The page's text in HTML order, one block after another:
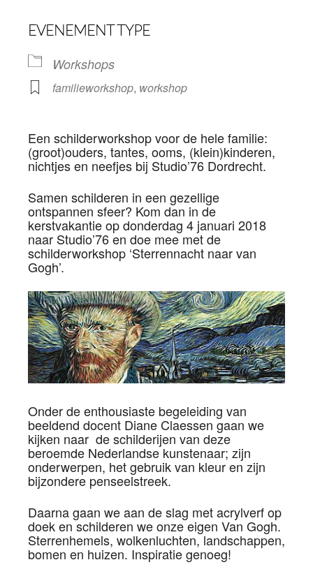
EVENEMENT TYPE
Workshops
familieworkshop, workshop
Een schilderworkshop voor de hele familie:
(groot)ouders, tantes, ooms, (klein)kinderen,
nichtjes en neefjes bij Studio’76 Dordrecht.
Samen schilderen in een gezellige
ontspannen sfeer? Kom dan in de
kerstvakantie op donderdag 4 januari 2018
naar Studio’76 en doe mee met de
schilderworkshop ‘Sterrennacht naar van
Gogh’.
Onder de enthousiaste begeleiding van
beeldend docent Diane Claessen gaan we
kijken naar de schilderijen van deze
beroemde Nederlandse kunstenaar; zijn
onderwerpen, het gebruik van kleur en zijn
bijzondere penseelstreek.
Daarna gaan we aan de slag met acrylverf op
doek en schilderen we onze eigen Van Gogh.
Sterrenhemels, wolkenluchten, landschappen,
bomen en huizen. Inspiratie genoeg!